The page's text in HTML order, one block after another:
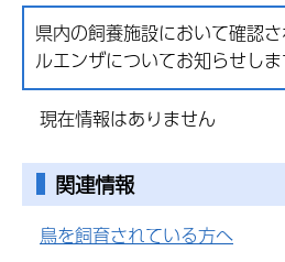
県内の飼養施設において確認
ルエンザについてお知らせしま
現在情報はありません
関連情報
鳥を飼育されている方へ